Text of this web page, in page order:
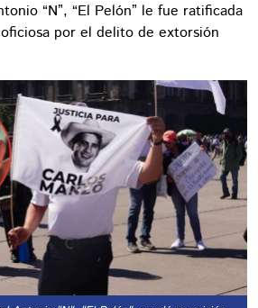
“N”, “El Pelón” le fue ratificada
por el delito de extorsión